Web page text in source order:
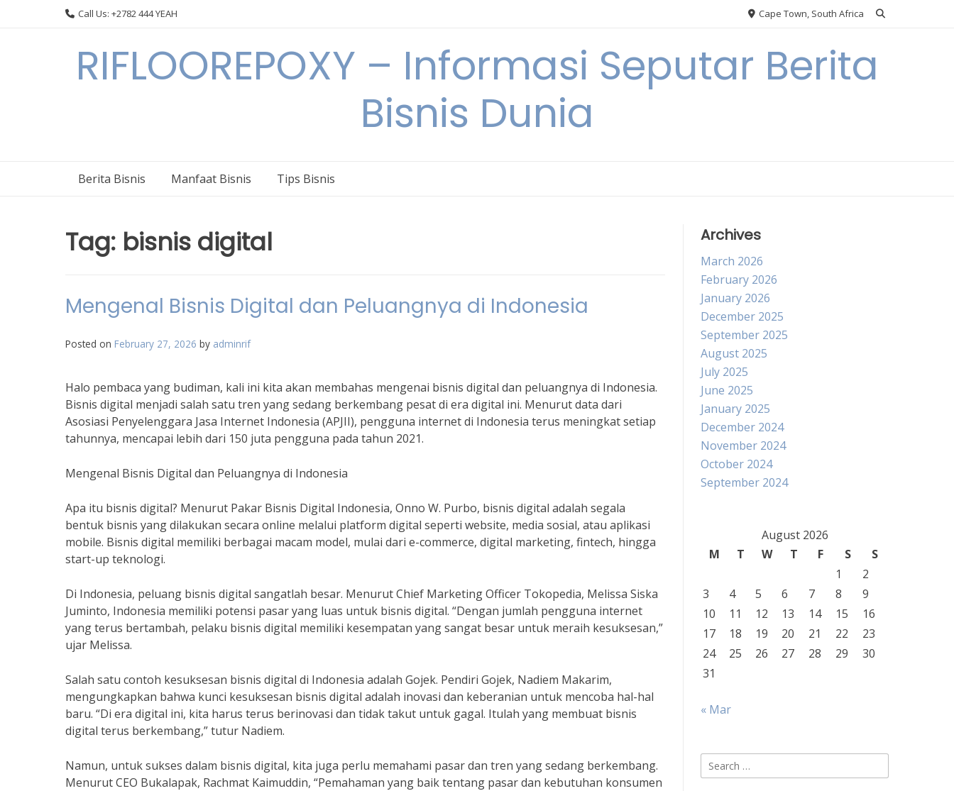
Call Us: +2782 444 YEAH Cape Town, South Africa
RIFLOOREPOXY – Informasi Seputar Berita
Bisnis Dunia
Berita Bisnis Manfaat Bisnis Tips Bisnis
Tag: bisnis digital
Mengenal Bisnis Digital dan Peluangnya di Indonesia
Posted on February 27, 2026 by adminrif
Halo pembaca yang budiman, kali ini kita akan membahas mengenai bisnis digital dan peluangnya di Indonesia.
Bisnis digital menjadi salah satu tren yang sedang berkembang pesat di era digital ini. Menurut data dari
Asosiasi Penyelenggara Jasa Internet Indonesia (APJII), pengguna internet di Indonesia terus meningkat setiap
tahunnya, mencapai lebih dari 150 juta pengguna pada tahun 2021.
Mengenal Bisnis Digital dan Peluangnya di Indonesia
Apa itu bisnis digital? Menurut Pakar Bisnis Digital Indonesia, Onno W. Purbo, bisnis digital adalah segala
bentuk bisnis yang dilakukan secara online melalui platform digital seperti website, media sosial, atau aplikasi
mobile. Bisnis digital memiliki berbagai macam model, mulai dari e-commerce, digital marketing, fintech, hingga
start-up teknologi.
Di Indonesia, peluang bisnis digital sangatlah besar. Menurut Chief Marketing Officer Tokopedia, Melissa Siska
Juminto, Indonesia memiliki potensi pasar yang luas untuk bisnis digital. “Dengan jumlah pengguna internet
yang terus bertambah, pelaku bisnis digital memiliki kesempatan yang sangat besar untuk meraih kesuksesan,”
ujar Melissa.
Salah satu contoh kesuksesan bisnis digital di Indonesia adalah Gojek. Pendiri Gojek, Nadiem Makarim,
mengungkapkan bahwa kunci kesuksesan bisnis digital adalah inovasi dan keberanian untuk mencoba hal-hal
baru. “Di era digital ini, kita harus terus berinovasi dan tidak takut untuk gagal. Itulah yang membuat bisnis
digital terus berkembang,” tutur Nadiem.
Namun, untuk sukses dalam bisnis digital, kita juga perlu memahami pasar dan tren yang sedang berkembang.
Menurut CEO Bukalapak, Rachmat Kaimuddin, “Pemahaman yang baik tentang pasar dan kebutuhan konsumen
Archives
March 2026
February 2026
January 2026
December 2025
September 2025
August 2025
July 2025
June 2025
January 2025
December 2024
November 2024
October 2024
September 2024
August 2026
M
T W T F S
S
1
2
3
4 5 6 7 8
9
10
11 12 13 14 15
16
17
18 19 20 21 22
23
24
25 26 27 28 29
30
31
« Mar
Search
for: